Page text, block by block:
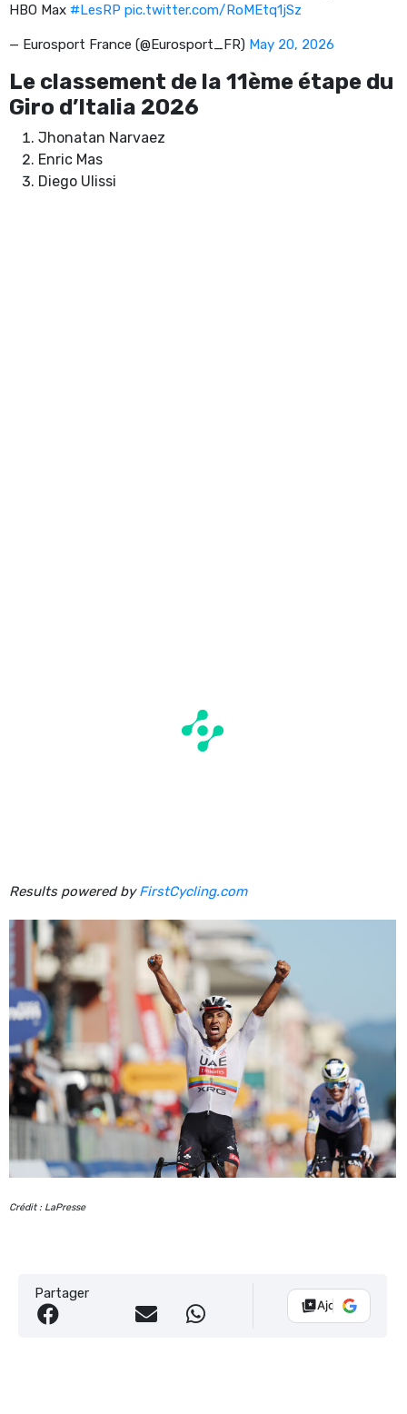
HBO Max #LesRP pic.twitter.com/RoMEtq1jSz
— Eurosport France (@Eurosport_FR) May 20, 2026
Le classement de la 11ème étape du
Giro d’Italia 2026
Jhonatan Narvaez
Enric Mas
Diego Ulissi
Results powered byFirstCycling.com
Crédit : LaPresse
Partager
Ajouter Vélo